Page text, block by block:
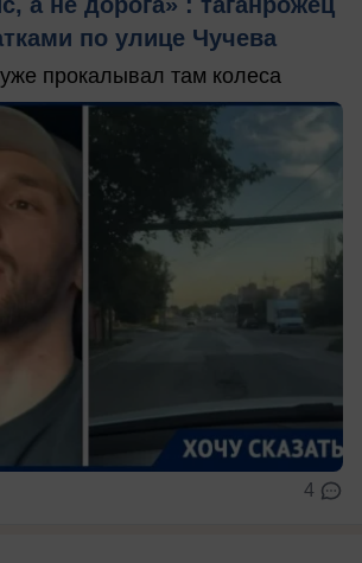
по улице Чучева
прокалывал там колеса
4